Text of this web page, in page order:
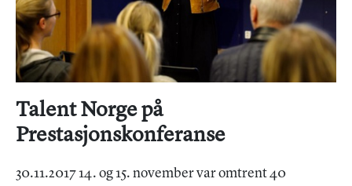
Talent Norge på
Prestasjonskonferanse
30.11.2017 14. og 15. november var omtrent 40